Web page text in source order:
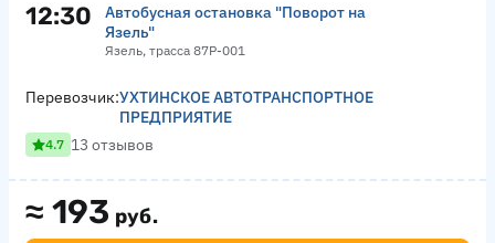
12:30
Автобусная остановка "Поворот на
Язель"
Язель, трасса 87Р-001
≈ 193 руб.
Перевозчик:УХТИНСКОЕ АВТОТРАНСПОРТНОЕ
ПРЕДПРИЯТИЕ
4.7 13 отзывов